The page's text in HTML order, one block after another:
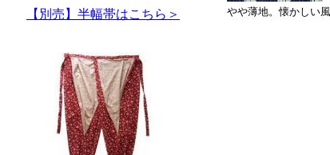
【別売】半幅帯はこちら＞ やや薄地。懐かしい